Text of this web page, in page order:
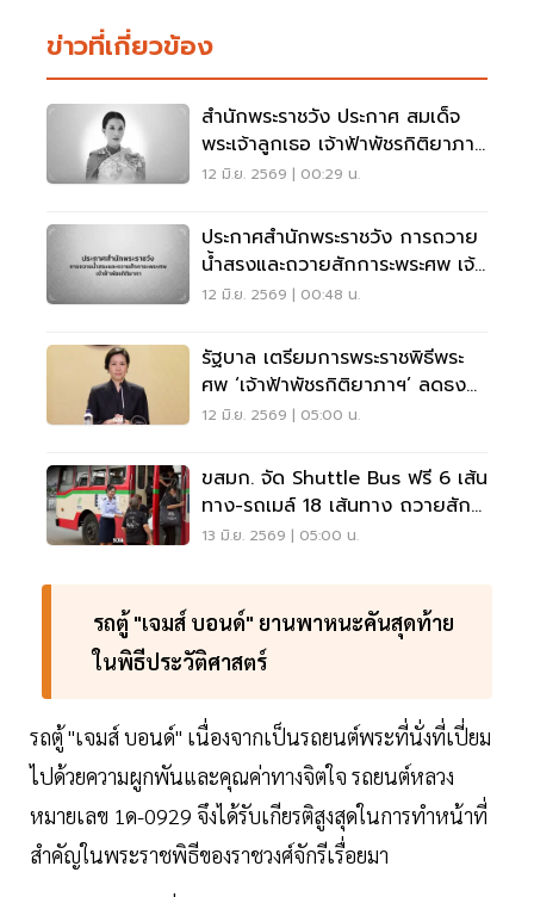
ข่าวที่เกี่ยวข้อง
สำนักพระราชวัง ประกาศ สมเด็จ
พระเจ้าลูกเธอ เจ้าฟ้าพัชรกิติยาภา
สิ้นพระชนม์
12 มิ.ย. 2569 | 00:29 น.
ประกาศสำนักพระราชวัง การถวาย
น้ำสรงและถวายสักการะพระศพ เจ้า
ฟ้าพัชรกิติยาภา
12 มิ.ย. 2569 | 00:48 น.
รัฐบาล เตรียมการพระราชพิธีพระ
ศพ ‘เจ้าฟ้าพัชรกิติยาภาฯ’ ลดธง
ครึ่งเสา-ไว้ทุกข์ 15 วัน
12 มิ.ย. 2569 | 05:00 น.
ขสมก. จัด Shuttle Bus ฟรี 6 เส้น
ทาง-รถเมล์ 18 เส้นทาง ถวายสัก
การะพระศพ "พระองค์ภา"
13 มิ.ย. 2569 | 05:00 น.
รถตู้ "เจมส์ บอนด์" ​ยานพาหนะคันสุดท้าย
ในพิธีประวัติศาสตร์
รถตู้ "เจมส์ บอนด์" ​เนื่องจากเป็นรถยนต์พระที่นั่งที่เปี่ยม
ไปด้วยความผูกพันและคุณค่าทางจิตใจ รถยนต์หลวง
หมายเลข 1ด-0929 จึงได้รับเกียรติสูงสุดในการทำหน้าที่
สำคัญในพระราชพิธีของราชวงศ์จักรีเรื่อยมา